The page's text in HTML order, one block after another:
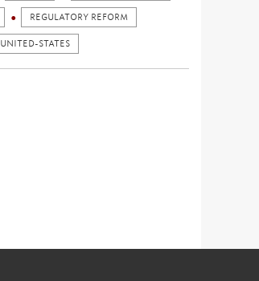
REGULATORY REFORM
UNITED-STATES